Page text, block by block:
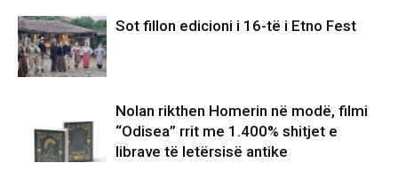
Sot fillon edicioni i 16-të i Etno Fest
Nolan rikthen Homerin në modë, filmi
“Odisea” rrit me 1.400% shitjet e
librave të letërsisë antike